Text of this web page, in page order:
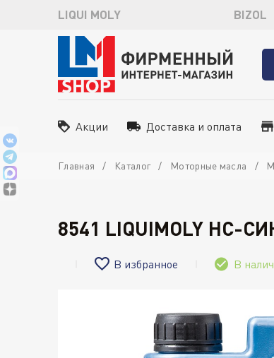
LIQUI MOLY BIZOL
Акции Доставка и оплата
Главная Каталог Моторные масла
8541 LIQUIMOLY НС-
В избранное В